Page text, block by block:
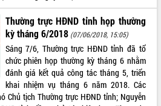
Thường trực HĐND tỉnh họp thường
kỳ tháng 6/2018 (07/06/2018, 15:05)
Sáng 7/6, Thường trực HĐND tỉnh đã tổ
chức phiên họp thường kỳ tháng 6 nhằm
đánh giá kết quả công tác tháng 5, triển
khai nhiệm vụ tháng 6 năm 2018. Các
Chủ tịch Thường trực HĐND tỉnh; Nguyễn